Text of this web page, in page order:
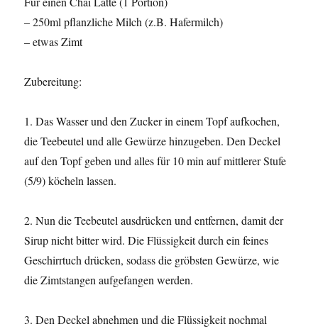
– 250ml pflanzliche Milch (z.B. Hafermilch)
– etwas Zimt
Zubereitung:
1. Das Wasser und den Zucker in einem Topf aufkochen,
die Teebeutel und alle Gewürze hinzugeben. Den Deckel
auf den Topf geben und alles für 10 min auf mittlerer Stufe
(5/9) köcheln lassen.
2. Nun die Teebeutel ausdrücken und entfernen, damit der
Sirup nicht bitter wird. Die Flüssigkeit durch ein feines
Geschirrtuch drücken, sodass die gröbsten Gewürze, wie
die Zimtstangen aufgefangen werden.
3. Den Deckel abnehmen und die Flüssigkeit nochmal